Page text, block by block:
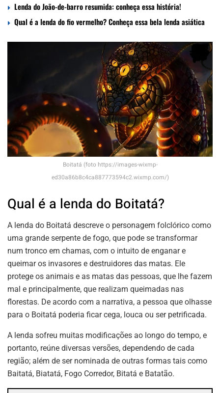
Lenda do João-de-barro resumida: conheça essa história!
Qual é a lenda do fio vermelho? Conheça essa bela lenda asiática
Boitatá (foto https://images-wixmp-
ed30a86b8c4ca887773594c2.wixmp.com/)
Qual é a lenda do Boitatá?
A lenda do Boitatá descreve o personagem folclórico como
uma grande serpente de fogo, que pode se transformar
num tronco em chamas, com o intuito de enganar e
queimar os invasores e destruidores das matas. Ele
protege os animais e as matas das pessoas, que lhe fazem
mal e principalmente, que realizam queimadas nas
florestas. De acordo com a narrativa, a pessoa que olhasse
para o Boitatá poderia ficar cega, louca ou ser petrificada.
A lenda sofreu muitas modificações ao longo do tempo, e
portanto, reúne diversas versões, dependendo de cada
região; além de ser nominada de outras formas tais como
Baitatá, Biatatá, Fogo Corredor, Bitatá e Batatão.